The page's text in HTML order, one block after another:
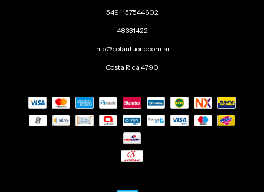
5491157544602
48331422
info@colantuono.com.ar
Costa Rica 4790